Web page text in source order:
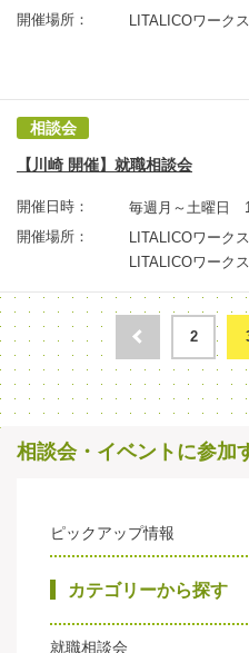
開催場所：
LITALICOワーク
相談会
【川崎 開催】就職相談会
開催日時：
毎週月～土曜日
開催場所：
LITALICOワーク
LITALICOワーク
2
相談会・イベントに参加
ピックアップ情報
カテゴリーから探す
就職相談会